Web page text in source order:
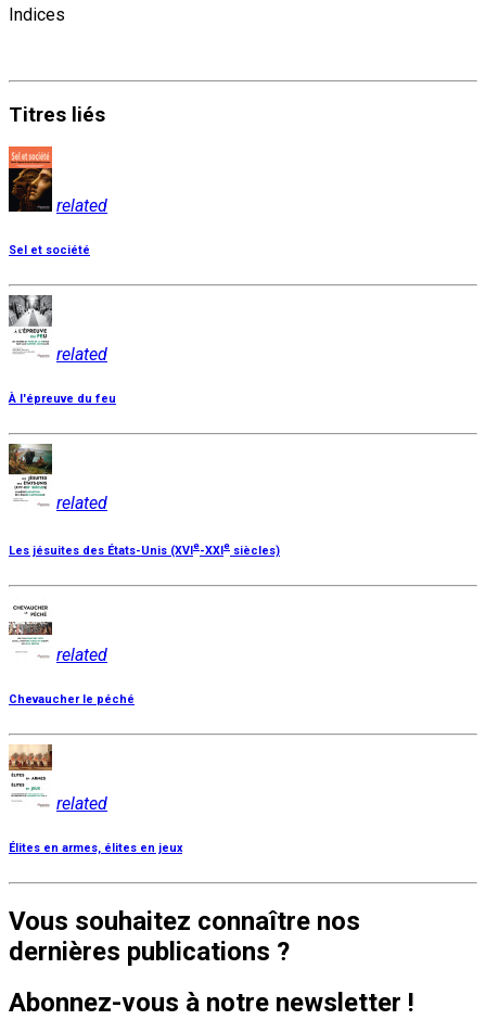
Indices
Titres liés
related
Sel et société
related
À l'épreuve du feu
related
Les jésuites des États-Unis (XVIe-XXIe siècles)
related
Chevaucher le péché
related
Élites en armes, élites en jeux
Vous souhaitez connaître nos
dernières publications ?
Abonnez-vous à notre newsletter !